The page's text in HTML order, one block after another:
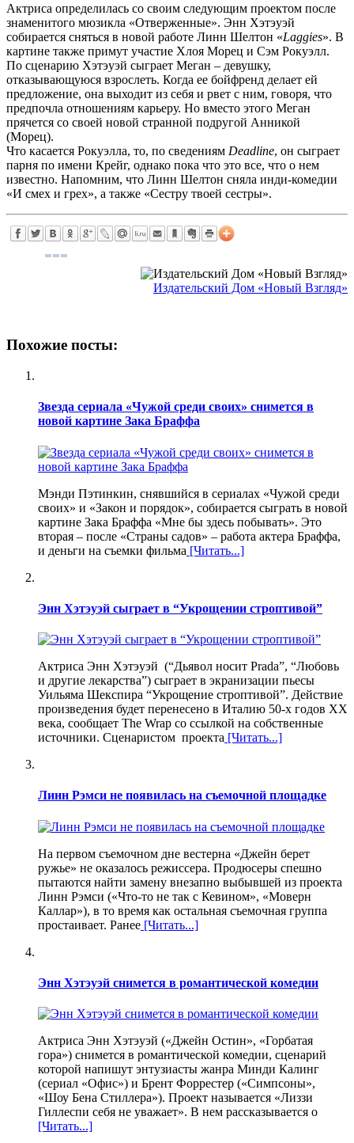
Актриса определилась со своим следующим проектом после
знаменитого мюзикла «Отверженные». Энн Хэтэуэй
собирается сняться в новой работе Линн Шелтон «Laggies». В
картине также примут участие Хлоя Морец и Сэм Рокуэлл.
По сценарию Хэтэуэй сыграет Меган – девушку,
отказывающуюся взрослеть. Когда ее бойфренд делает ей
предложение, она выходит из себя и рвет с ним, говоря, что
предпочла отношениям карьеру. Но вместо этого Меган
прячется со своей новой странной подругой Анникой
(Морец).
Что касается Рокуэлла, то, по сведениям Deadline, он сыграет
парня по имени Крейг, однако пока что это все, что о нем
известно. Напомним, что Линн Шелтон сняла инди-комедии
«И смех и грех», а также «Сестру твоей сестры».
Издательский Дом «Новый Взгляд»
Похожие посты:
Звезда сериала «Чужой среди своих» снимется в
новой картине Зака Браффа
Мэнди Пэтинкин, снявшийся в сериалах «Чужой среди
своих» и «Закон и порядок», собирается сыграть в новой
картине Зака Браффа «Мне бы здесь побывать». Это
вторая – после «Страны садов» – работа актера Браффа,
и деньги на съемки фильма [Читать...]
Энн Хэтэуэй сыграет в “Укрощении строптивой”
Актриса Энн Хэтэуэй (“Дьявол носит Prada”, “Любовь
и другие лекарства”) сыграет в экранизации пьесы
Уильяма Шекспира “Укрощение строптивой”. Действие
произведения будет перенесено в Италию 50-х годов XX
века, сообщает The Wrap со ссылкой на собственные
источники. Сценаристом проекта [Читать...]
Линн Рэмси не появилась на съемочной площадке
На первом съемочном дне вестерна «Джейн берет
ружье» не оказалось режиссера. Продюсеры спешно
пытаются найти замену внезапно выбывшей из проекта
Линн Рэмси («Что-то не так с Кевином», «Моверн
Каллар»), в то время как остальная съемочная группа
простаивает. Ранее [Читать...]
Энн Хэтэуэй снимется в романтической комедии
Актриса Энн Хэтэуэй («Джейн Остин», «Горбатая
гора») снимется в романтической комедии, сценарий
которой напишут энтузиасты жанра Минди Калинг
(сериал «Офис») и Брент Форрестер («Симпсоны»,
«Шоу Бена Стиллера»). Проект называется «Лиззи
Гиллеспи себя не уважает». В нем рассказывается о
[Читать...]